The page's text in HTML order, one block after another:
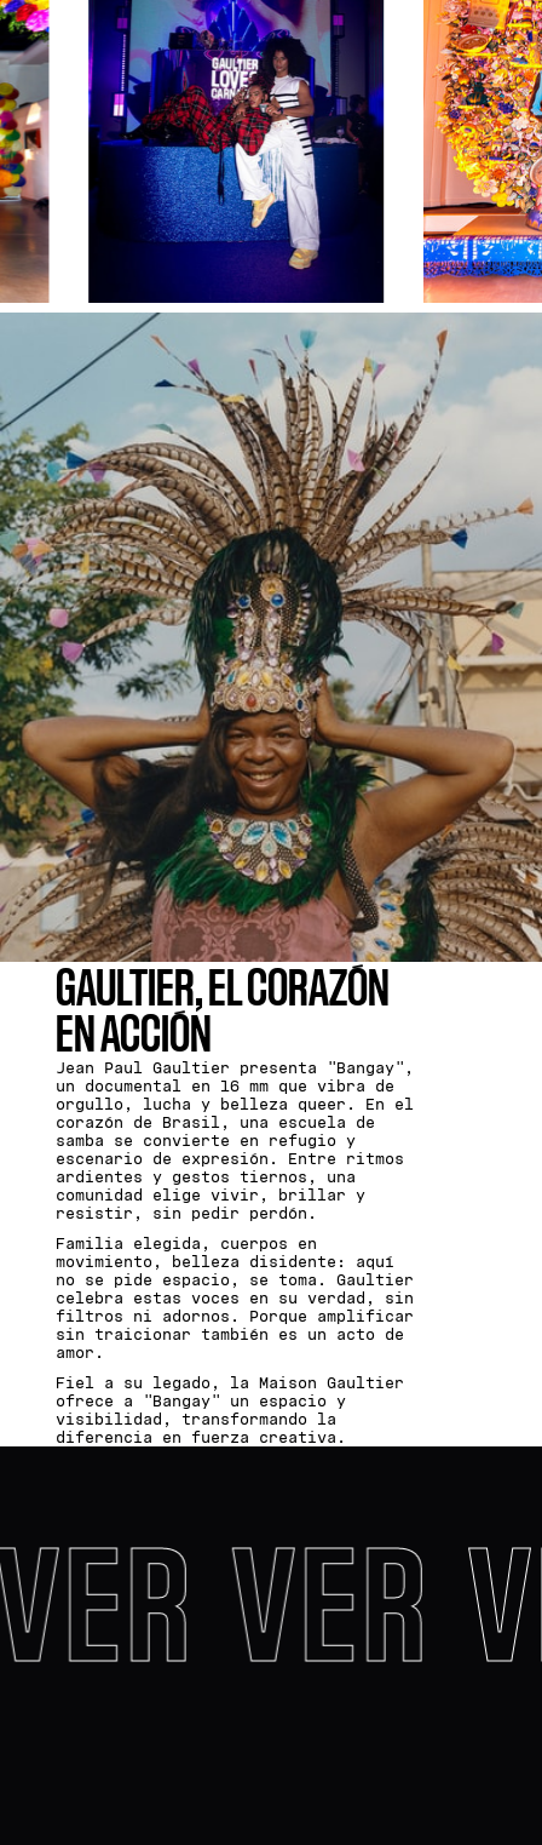
GAULTIER, EL CORAZÓN
EN ACCIÓN
Jean Paul Gaultier presenta "Bangay",
un documental en 16 mm que vibra de
orgullo, lucha y belleza queer. En el
corazón de Brasil, una escuela de
samba se convierte en refugio y
escenario de expresión. Entre ritmos
ardientes y gestos tiernos, una
comunidad elige vivir, brillar y
resistir, sin pedir perdón.
Familia elegida, cuerpos en
movimiento, belleza disidente: aquí
no se pide espacio, se toma. Gaultier
celebra estas voces en su verdad, sin
filtros ni adornos. Porque amplificar
sin traicionar también es un acto de
amor.
Fiel a su legado, la Maison Gaultier
ofrece a "Bangay" un espacio y
visibilidad, transformando la
diferencia en fuerza creativa.
VER